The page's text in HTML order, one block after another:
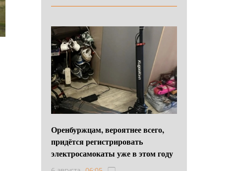
Оренбуржцам, вероятнее всего,
придётся регистрировать
электросамокаты уже в этом году